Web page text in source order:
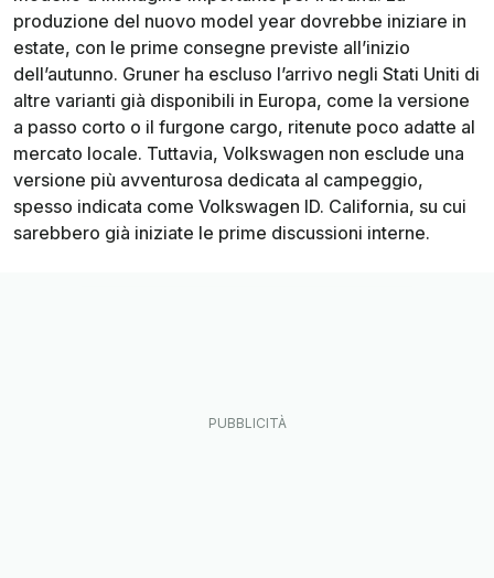
produzione del nuovo model year dovrebbe iniziare in
estate, con le prime consegne previste all’inizio
dell’autunno. Gruner ha escluso l’arrivo negli Stati Uniti di
altre varianti già disponibili in Europa, come la versione
a passo corto o il furgone cargo, ritenute poco adatte al
mercato locale. Tuttavia, Volkswagen non esclude una
versione più avventurosa dedicata al campeggio,
spesso indicata come Volkswagen ID. California, su cui
sarebbero già iniziate le prime discussioni interne.